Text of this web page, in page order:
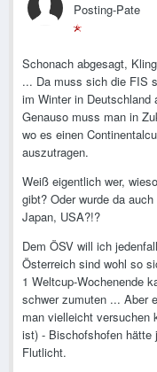
Posting-Pate
Schonach abgesagt,
... Da muss sich die FIS
im Winter in Deutschland
Genauso muss man in
wo es einen
auszutragen.
Weiß eigentlich wer,
gibt? Oder wurde da
Japan, USA?!?
Dem ÖSV will ich
Österreich sind wohl so
1 Weltcup-Wochenende
schwer zumuten ... Aber
man vielleicht versuchen
ist) - Bischofshofen hätte
Flutlicht.